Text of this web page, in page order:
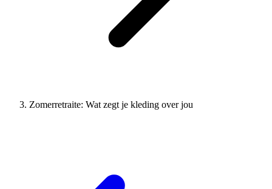
Zomerretraite: Wat zegt je kleding over jou